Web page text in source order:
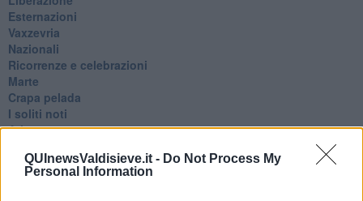
QUInewsValdisieve.it - Do Not Process My
Personal Information
Esternazioni
Vaxzevria
Nazionali
​Ricorrenze e celebrazioni
Marte
​Crapa pelada
​I soliti noti
Arie
No profit
Dragonheart